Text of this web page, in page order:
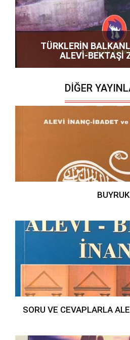
TÜRKLERİN
ALEVİ-BEKTAŞİ
DIĞER
BUYRUK
SORU VE CEVAPLARLA